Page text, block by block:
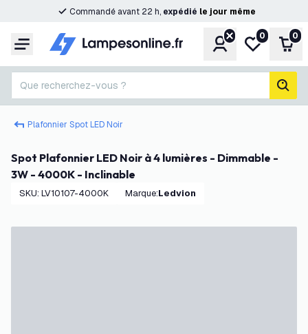
Commandé avant 22 h, expédié le jour même
Menu CompteMa liste de
0 0
Que recherchez-vous ?
Plafonnier Spot LED Noir
Spot Plafonnier LED Noir à 4 lumières - Dimmable -
3W - 4000K - Inclinable
SKU: LV10107-4000K Marque: Ledvion